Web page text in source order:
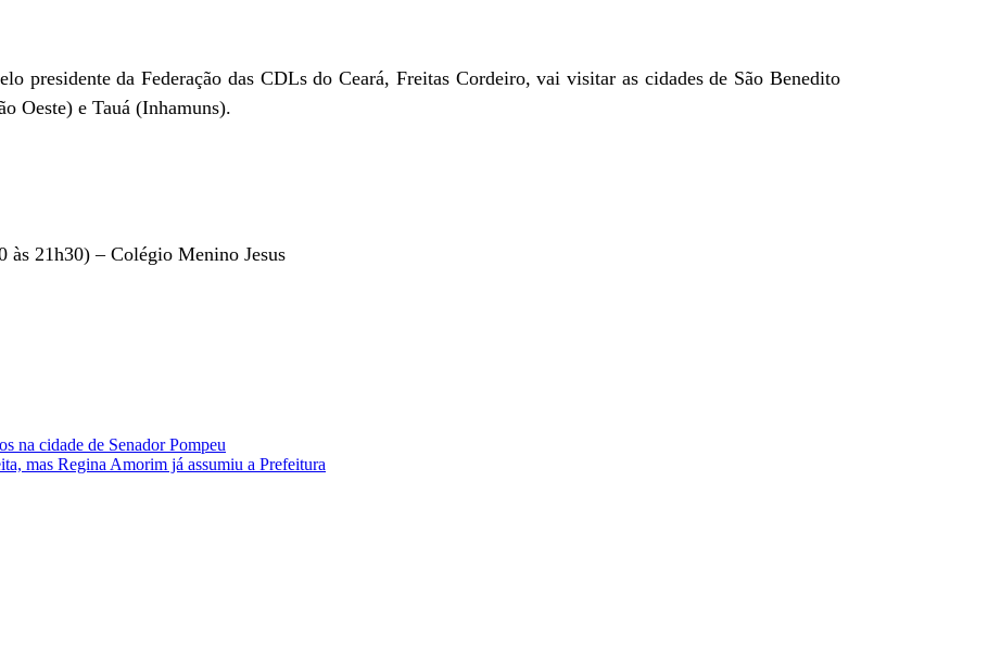
presidente da Federação das CDLs do Ceará, Freitas Cordeiro, vai visitar as cidades de São Benedito
Oeste) e Tauá (Inhamuns).
às 21h30) – Colégio Menino Jesus
na cidade de Senador Pompeu
mas Regina Amorim já assumiu a Prefeitura